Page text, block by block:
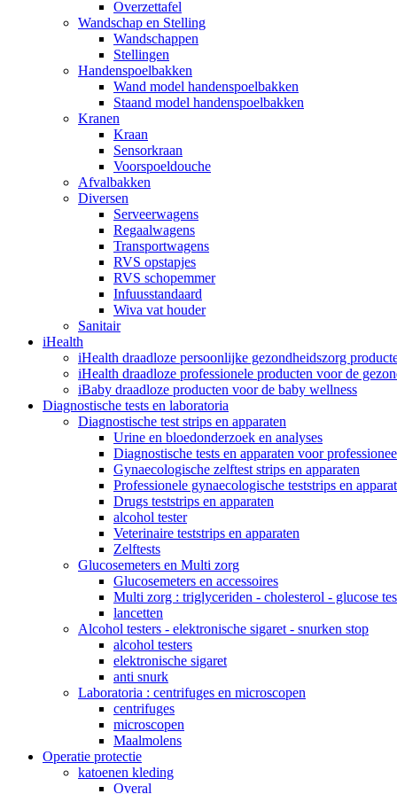
Overzettafel
Wandschap en Stelling
Wandschappen
Stellingen
Handenspoelbakken
Wand model handenspoelbakken
Staand model handenspoelbakken
Kranen
Kraan
Sensorkraan
Voorspoeldouche
Afvalbakken
Diversen
Serveerwagens
Regaalwagens
Transportwagens
RVS opstapjes
RVS schopemmer
Infuusstandaard
Wiva vat houder
Sanitair
iHealth
iHealth draadloze persoonlijke gezondheidszorg
iHealth draadloze professionele producten voor de
iBaby draadloze producten voor de baby wellness
Diagnostische tests en laboratoria
Diagnostische test strips en apparaten
Urine en bloedonderzoek en analyses
Diagnostische tests en apparaten voor
Gynaecologische zelftest strips en apparaten
Professionele gynaecologische teststrips en
Drugs teststrips en apparaten
alcohol tester
Veterinaire teststrips en apparaten
Zelftests
Glucosemeters en Multi zorg
Glucosemeters en accessoires
Multi zorg : triglyceriden - cholesterol - glucose
lancetten
Alcohol testers - elektronische sigaret - snurken stop
alcohol testers
elektronische sigaret
anti snurk
Laboratoria : centrifuges en microscopen
centrifuges
microscopen
Maalmolens
Operatie protectie
katoenen kleding
Overal